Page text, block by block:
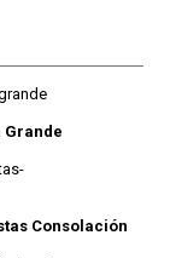
Grande
Consolación